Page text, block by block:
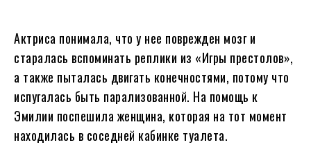
Актриса понимала, что у нее поврежден мозг и
старалась вспоминать реплики из «Игры престолов»,
а также пыталась двигать конечностями, потому что
испугалась быть парализованной. На помощь к
Эмилии поспешила женщина, которая на тот момент
находилась в соседней кабинке туалета.